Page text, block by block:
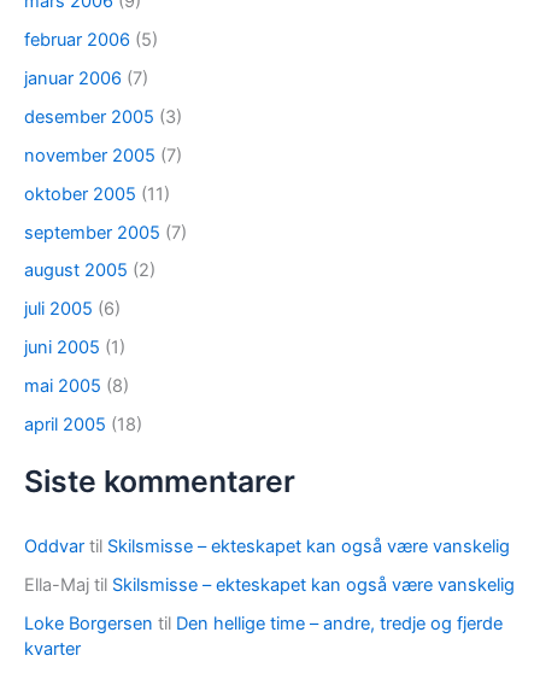
februar 2006 (5)
januar 2006 (7)
desember 2005 (3)
november 2005 (7)
oktober 2005 (11)
september 2005 (7)
august 2005 (2)
juli 2005 (6)
juni 2005 (1)
mai 2005 (8)
april 2005 (18)
Siste kommentarer
Oddvar til Skilsmisse – ekteskapet kan også være vanskelig
Ella-Maj til Skilsmisse – ekteskapet kan også være vanskelig
Loke Borgersen til Den hellige time – andre, tredje og fjerde
kvarter